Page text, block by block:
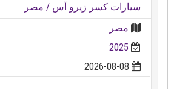
سيارات كسر زيرو أس / مصر
مصر
2025
2026-08-08